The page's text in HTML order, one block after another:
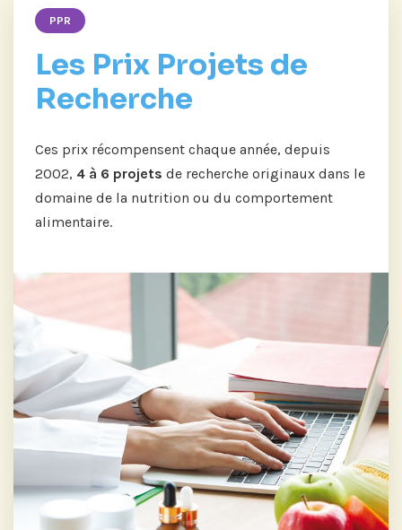
PPR
Les Prix Projets de
Recherche
Ces prix récompensent chaque année, depuis
2002, 4 à 6 projets de recherche originaux dans le
domaine de la nutrition ou du comportement
alimentaire.